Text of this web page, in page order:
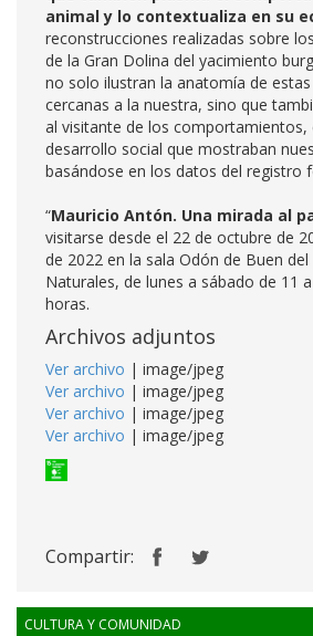
animal y lo contextualiza en su
reconstrucciones realizadas sobre
de la Gran Dolina del yacimiento
no solo ilustran la anatomía de
cercanas a la nuestra, sino que
al visitante de los comportamientos,
desarrollo social que mostraban
basándose en los datos del registro
“Mauricio Antón. Una mirada al
visitarse desde el 22 de octubre de
de 2022 en la sala Odón de Buen
Naturales, de lunes a sábado de 11
horas.
Archivos adjuntos
Ver archivo | image/jpeg
Ver archivo | image/jpeg
Ver archivo | image/jpeg
Ver archivo | image/jpeg
Compartir:
CULTURA Y COMUNIDAD